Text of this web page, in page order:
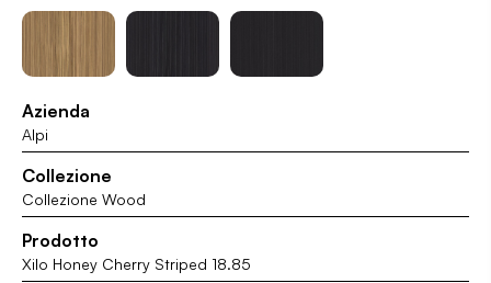
Azienda
Alpi
Collezione
Collezione Wood
Prodotto
Xilo Honey Cherry Striped 18.85